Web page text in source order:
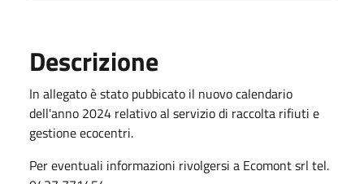
Descrizione
In allegato è stato pubbicato il nuovo calendario
dell'anno 2024 relativo al servizio di raccolta rifiuti e
gestione ecocentri.
Per eventuali informazioni rivolgersi a Ecomont srl tel.